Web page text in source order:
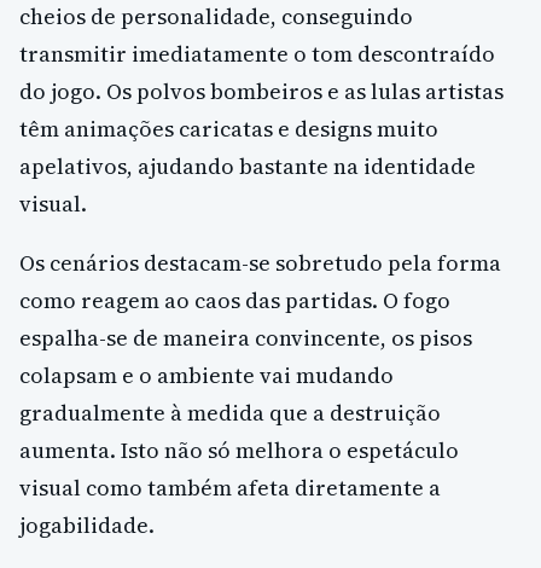
cheios de personalidade, conseguindo
transmitir imediatamente o tom descontraído
do jogo. Os polvos bombeiros e as lulas artistas
têm animações caricatas e designs muito
apelativos, ajudando bastante na identidade
visual.
Os cenários destacam-se sobretudo pela forma
como reagem ao caos das partidas. O fogo
espalha-se de maneira convincente, os pisos
colapsam e o ambiente vai mudando
gradualmente à medida que a destruição
aumenta. Isto não só melhora o espetáculo
visual como também afeta diretamente a
jogabilidade.